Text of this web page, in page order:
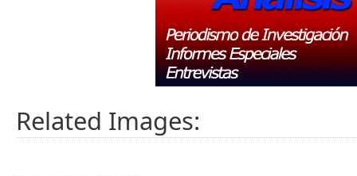
Related Images: